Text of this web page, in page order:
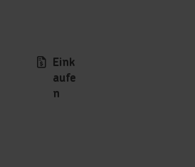
Eink
aufe
n